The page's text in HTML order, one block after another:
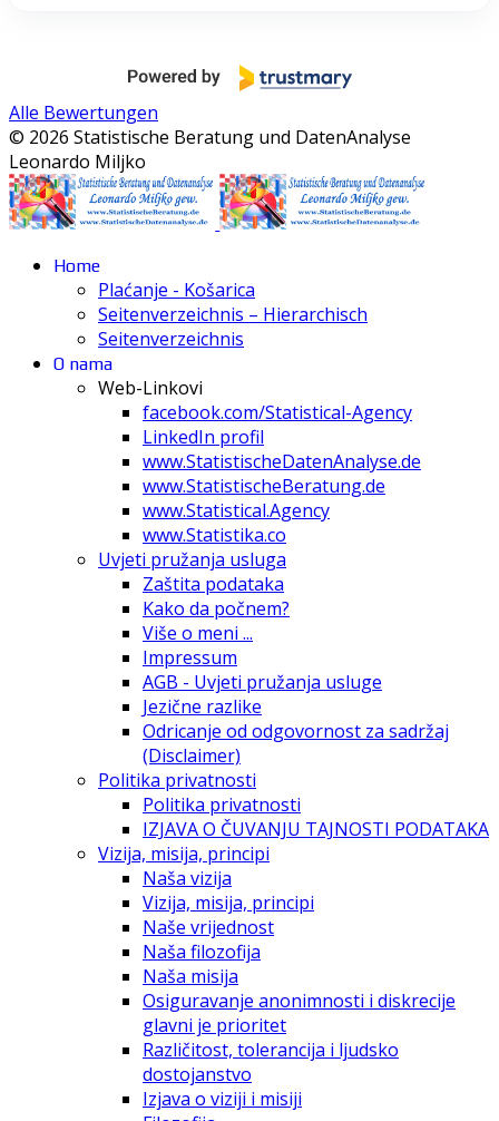
Alle Bewertungen
© 2026 Statistische Beratung und DatenAnalyse
Leonardo Miljko
Home
Plaćanje - Košarica
Seitenverzeichnis – Hierarchisch
Seitenverzeichnis
O nama
Web-Linkovi
facebook.com/Statistical-Agency
LinkedIn profil
www.StatistischeDatenAnalyse.de
www.StatistischeBeratung.de
www.Statistical.Agency
www.Statistika.co
Uvjeti pružanja usluga
Zaštita podataka
Kako da počnem?
Više o meni ...
Impressum
AGB - Uvjeti pružanja usluge
Jezične razlike
Odricanje od odgovornost za sadržaj
(Disclaimer)
Politika privatnosti
Politika privatnosti
IZJAVA O ČUVANJU TAJNOSTI PODATAKA
Vizija, misija, principi
Naša vizija
Vizija, misija, principi
Naše vrijednost
Naša filozofija
Naša misija
Osiguravanje anonimnosti i diskrecije
glavni je prioritet
Različitost, tolerancija i ljudsko
dostojanstvo
Izjava o viziji i misiji